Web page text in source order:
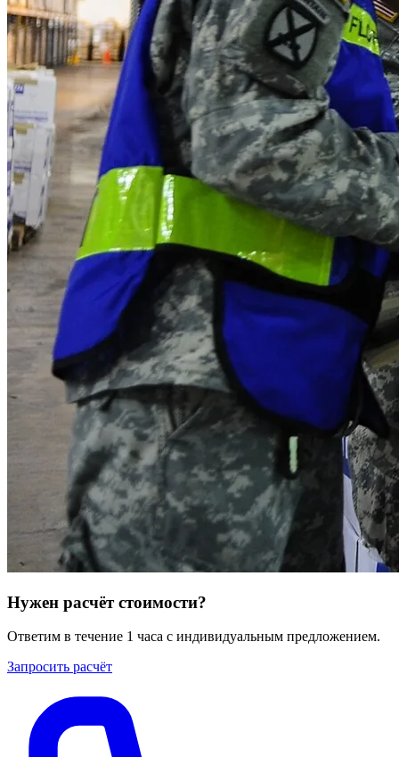
Нужен расчёт стоимости?
Ответим в течение 1 часа с индивидуальным предложением.
Запросить расчёт